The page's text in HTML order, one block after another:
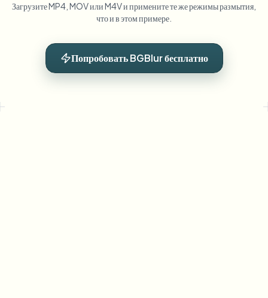
Загрузите MP4, MOV или M4V и примените те же режимы размытия,
что и в этом примере.
Попробовать BGBlur бесплатно